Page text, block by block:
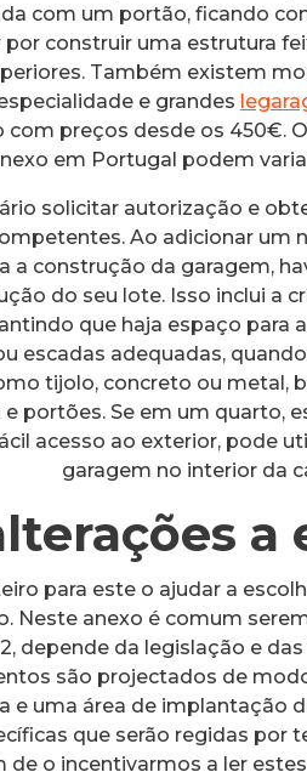
com um portão, ficando
construir uma estrutura
Também existem
e grandes
preços desde os 450€.
em Portugal podem
solicitar autorização e
Ao adicionar um
a construção da garagem,
do seu lote. Isso inclui a
que haja espaço para
escadas adequadas,
tijolo, concreto ou metal,
portões. Se em um quarto,
acesso ao exterior, pode
garagem no interior da
a
para este o ajudar a
Neste anexo é comum
depende da legislação e
são projectados de
e uma área de implantação
que serão regidas por
de o incentivarmos a ler